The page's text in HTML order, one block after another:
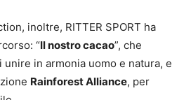
inoltre, RITTER SPORT ha
“Il nostro cacao”, che
unire in armonia uomo e natura, e
Rainforest Alliance, per